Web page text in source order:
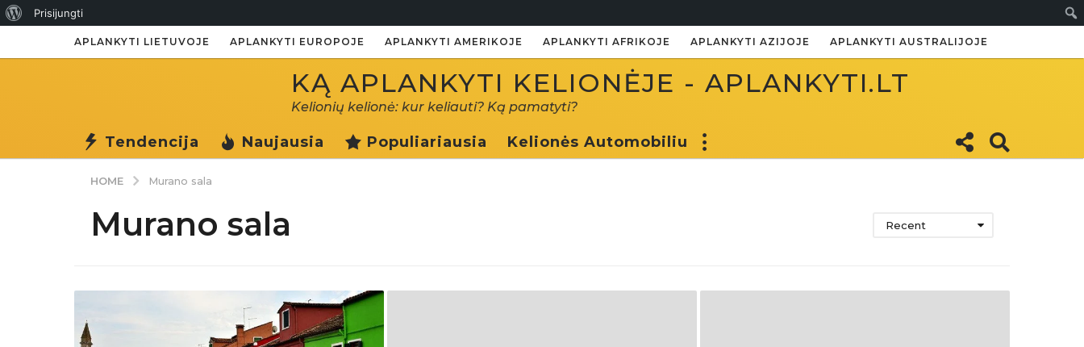
ApiePrisijungti
APLANKYTI LIETUVOJE APLANKYTI EUROPOJE APLANKYTI AMERIKOJE APLANKYTI AFRIKOJE APLANKYTI AZIJOJE APLANKYTI AUSTRALIJOJE
KĄ APLANKYTI KELIONĖJE - APLANKYTI.LT
Kelionių kelionė: kur keliauti? Ką pamatyti?
Tendencija Naujausia Populiariausia Kelionės Automobiliu
HOME Murano sala
Murano sala Recent